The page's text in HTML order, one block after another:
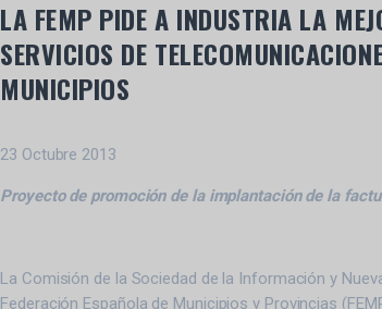
LA FEMP PIDE A INDUSTRIA LA
SERVICIOS DE
MUNICIPIOS
23 Octubre 2013
Proyecto de promoción de la implantación de la
La Comisión de la Sociedad de la Información y
Federación Española de Municipios y Provincias